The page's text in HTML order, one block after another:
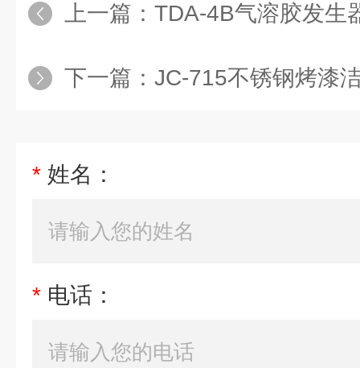
上一篇： TDA-4B气溶胶发生
下一篇： JC-715不锈钢烤漆
* 姓名：
* 电话：